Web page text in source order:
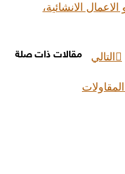
الانشائية،
التالي مقالات ذات صلة